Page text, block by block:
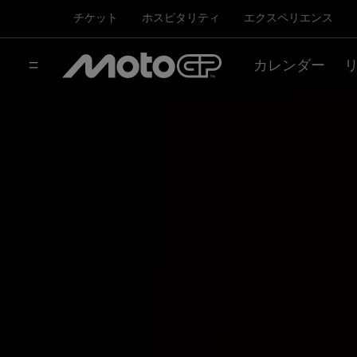
チケット ホスピタリティ エクスペリエンス
カレンダー